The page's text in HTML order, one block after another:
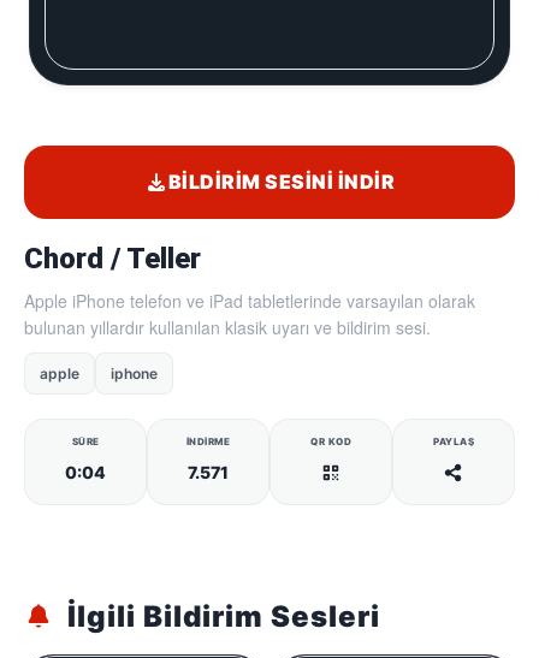
Chord / Teller
Apple iPhone telefon ve iPad tabletlerinde varsayılan olarak
bulunan yıllardır kullanılan klasik uyarı ve bildirim sesi.
apple iphone
SÜRE
0:04
İNDIRME
7.571
QR KOD PAYLAŞ
BILDIRIM SESINI İNDIR
İlgili Bildirim Sesleri